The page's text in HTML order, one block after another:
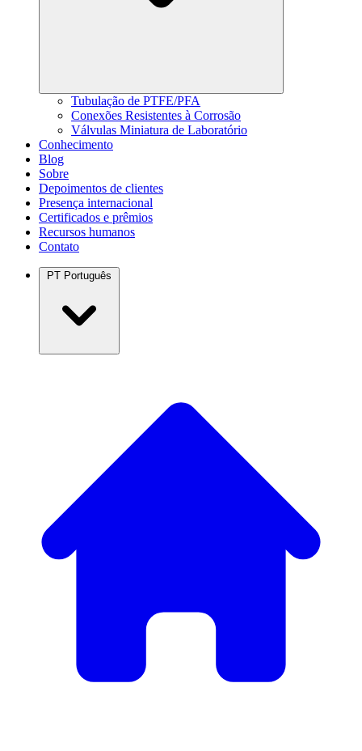
Tubulação de PTFE/PFA
Conexões Resistentes à Corrosão
Válvulas Miniatura de Laboratório
Conhecimento
Blog
Sobre
Depoimentos de clientes
Presença internacional
Certificados e prêmios
Recursos humanos
Contato
PT Português